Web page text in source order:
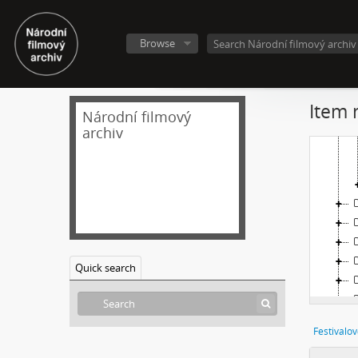
Browse
Národní filmový
archiv
Quick search
Item